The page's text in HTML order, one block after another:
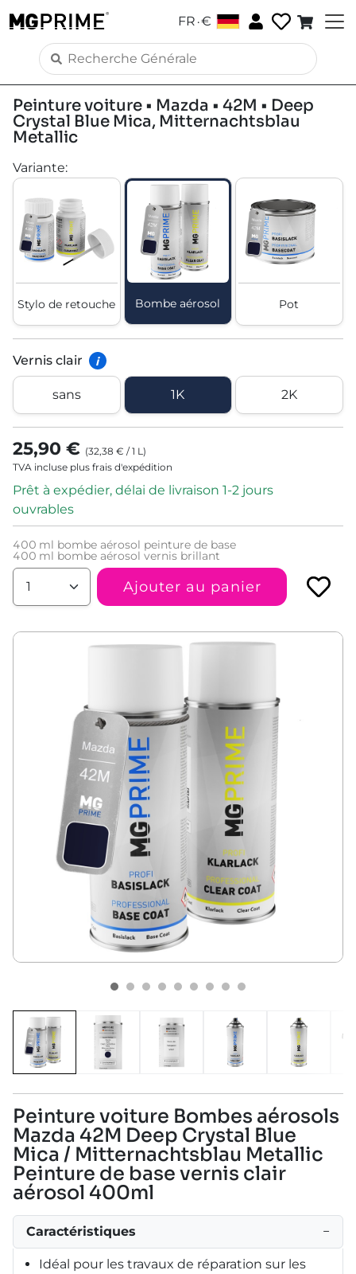
FR .€
Peinture voiture • Mazda • 42M • Deep
Crystal Blue Mica, Mitternachtsblau
Metallic
Variante:
Stylo de retouche Bombe aérosol Pot
Vernis clair i
sans 1K 2K
25,90 € (32,38 € /1 L )
TVA incluse plus frais d'expédition
Prêt à expédier, délai de livraison 1-2 jours
ouvrables
400 ml bombe aérosol peinture de base
400 ml bombe aérosol vernis brillant
Ajouter au panier
Peinture voiture Bombes aérosols
Mazda 42M Deep Crystal Blue
Mica / Mitternachtsblau Metallic
Peinture de base vernis clair
aérosol 400ml
Caractéristiques −
Idéal pour les travaux de réparation sur les